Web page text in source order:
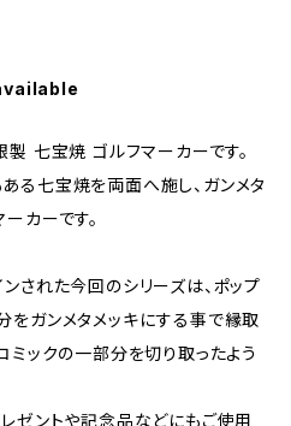
七宝焼 ゴルフマーカーです。
る七宝焼を両面へ施し、ガンメタ
カーです。
された今回のシリーズは、ポップ
をガンメタメッキにする事で縁取
ミックの一部分を切り取ったよう
ゼントや記念品などにもご使用